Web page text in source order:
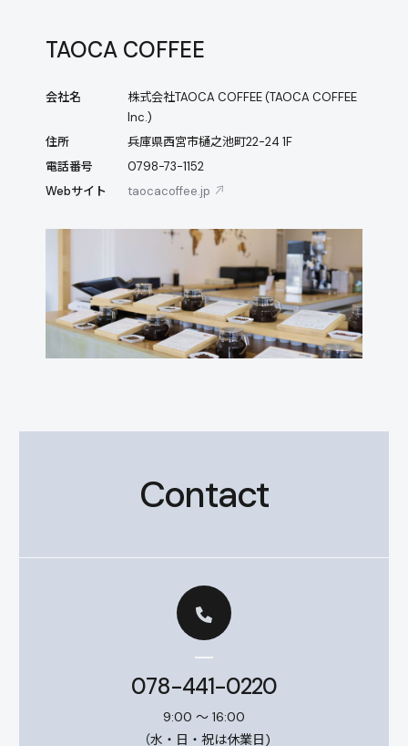
TAOCA COFFEE
会社名
株式会社TAOCA COFFEE (TAOCA COFFEE
Inc.)
住所
兵庫県西宮市樋之池町22-24 1F
電話番号
0798-73-1152
Webサイト
taocacoffee.jp
Contact
078-441-0220
9:00 ～ 16:00
（水・日・祝は休業日)